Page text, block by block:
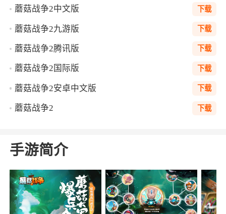
蘑菇战争2中文版 下载
蘑菇战争2九游版 下载
蘑菇战争2腾讯版 下载
蘑菇战争2国际版 下载
蘑菇战争2安卓中文版 下载
蘑菇战争2 下载
手游简介